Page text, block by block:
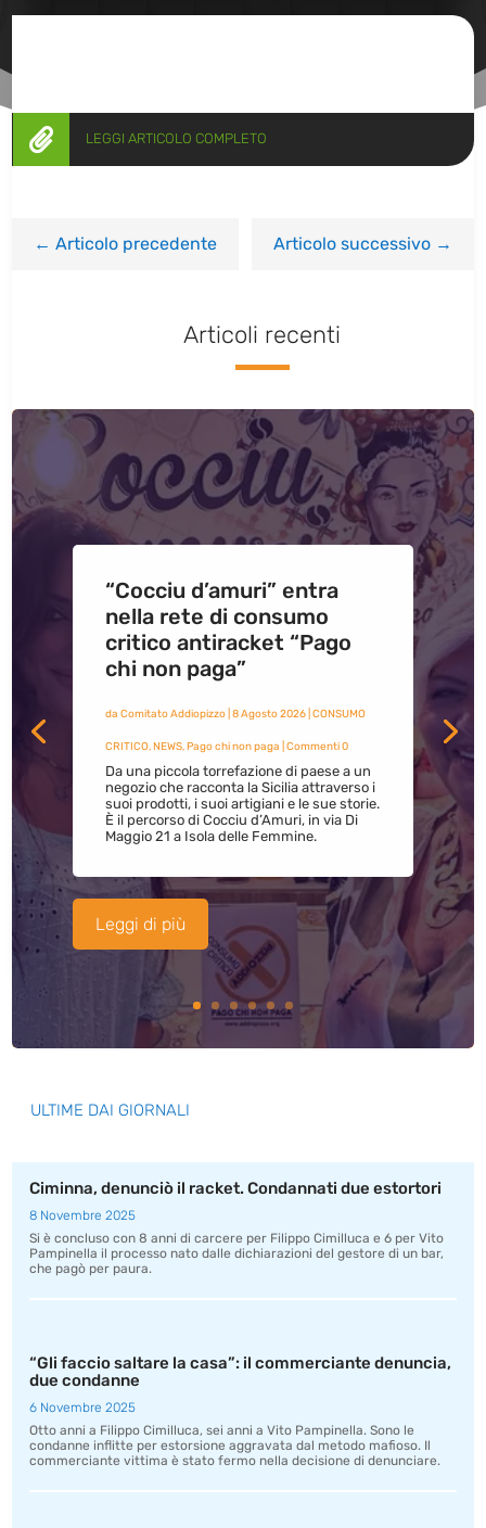
 LEGGI ARTICOLO COMPLETO
←Articolo precedente Articolo successivo→
Articoli recenti
“Cocciu d’amuri” entra
nella rete di consumo
critico antiracket “Pago
chi non paga”
da Comitato Addiopizzo| 8 Agosto 2026| CONSUMO
CRITICO,NEWS,Pago chi non paga | Commenti 0
Da una piccola torrefazione di paese a un
negozio che racconta la Sicilia attraverso i
suoi prodotti, i suoi artigiani e le sue storie.
È il percorso di Cocciu d’Amuri, in via Di
Maggio 21 a Isola delle Femmine.
Leggi di più
ULTIME DAI GIORNALI
Ciminna, denunciò il racket. Condannati due estortori
8 Novembre 2025
Si è concluso con 8 anni di carcere per Filippo Cimilluca e 6 per Vito
Pampinella il processo nato dalle dichiarazioni del gestore di un bar,
che pagò per paura.
“Gli faccio saltare la casa”: il commerciante denuncia,
due condanne
6 Novembre 2025
Otto anni a Filippo Cimilluca, sei anni a Vito Pampinella. Sono le
condanne inflitte per estorsione aggravata dal metodo mafioso. Il
commerciante vittima è stato fermo nella decisione di denunciare.